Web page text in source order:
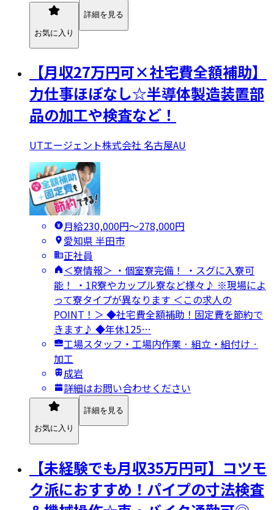
お気に入り
詳細を見る
【月収27万円可×社宅費全額補助】
力仕事ほぼなし☆半導体製造装置部
品の加工や検査など！
UTエージェント株式会社 名古屋AU
月給230,000円〜278,000円
愛知県 半田市
正社員
＜寮情報＞ ・個室寮完備！ ・スグに入寮可
能！ ・1R寮やカップル寮など様々♪ ※現場によ
って寮タイプが異なります ＜この求人の
POINT！＞ ◆社宅費全額補助！固定費を節約で
きます♪ ◆年休125…
工場スタッフ・工場内作業 · 組立・組付け ·
加工
成岩
詳細はお問い合わせください
お気に入り
詳細を見る
【未経験でも月収35万円可】コツモ
ク派におすすめ！パイプの寸法検査